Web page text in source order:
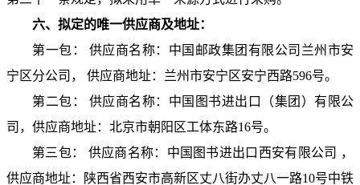
六、拟定的唯一供应商及地址：
第一包： 供应商名称：中国邮政集团有限公司兰州市安
宁区分公司， 供应商地址： 兰州市安宁区安宁西路596号。
第二包： 供应商名称： 中国图书进出口（集团）有限公
司， 供应商地址： 北京市朝阳区工体东路16号。
第三包： 供应商名称： 中国图书进出口西安有限公司 ，
供应商地址：
陕西省西安市高新区丈八街办丈八一路10号中铁